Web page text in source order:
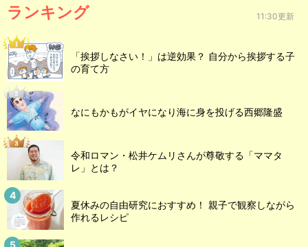
ランキング 11:30更新
「挨拶しなさい！」は逆効果？ 自分から挨拶する子
の育て方
なにもかもがイヤになり海に身を投げる西郷隆盛
令和ロマン・松井ケムリさんが尊敬する「ママタ
レ」とは？
夏休みの自由研究におすすめ！ 親子で観察しながら
作れるレシピ